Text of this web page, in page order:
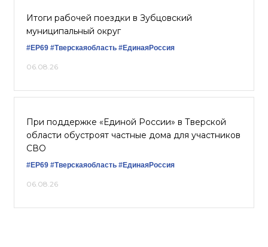
Итоги рабочей поездки в Зубцовский
муниципальный округ
#ЕР69 #Тверскаяобласть #ЕдинаяРоссия
06.08.26
При поддержке «Единой России» в Тверской
области обустроят частные дома для участников
СВО
#ЕР69 #Тверскаяобласть #ЕдинаяРоссия
06.08.26